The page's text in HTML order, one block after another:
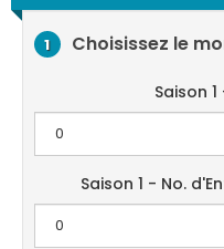
1 Choisissez le
Saison
Saison 1 - No.